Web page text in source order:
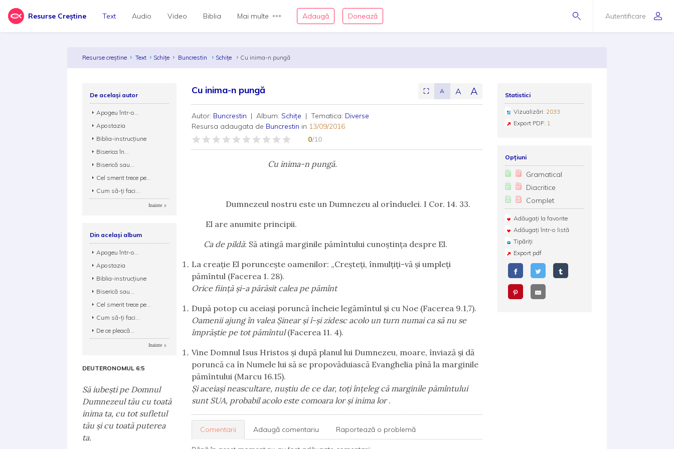
Resurse Creștine Autentificare
Text Audio Video Biblia Mai multe Adaugă Donează
Resurse creștine Text Schițe Buncrestin Schiţe Cu inima-n pungă
Cu inima-n pungă ⛶ A A A
Autor: Buncrestin | Album: Schiţe | Tematica: Diverse
Resursa adaugata de Buncrestin in 13/09/2016
0/10
Cu inima-n pungă.
Dumnezeul nostru este un Dumnezeu al orînduelei. I Cor. 14. 33.
El are anumite principii.
Ca de pildă: Să atingă marginile pămîntului cunoştinţa despre El.
La creaţie El porunceşte oamenilor: „Creşteţi, înmulţiţi-vă şi umpleţi
pămîntul (Facerea 1. 28).
Orice fiinţă şi-a părăsit calea pe pămînt
După potop cu aceiaşi poruncă încheie legămîntul şi cu Noe (Facerea 9.1,7).
Oamenii ajung în valea Şinear şi î-şi zidesc acolo un turn numai ca să nu se
împrăştie pe tot pămîntul(Facerea 11. 4).
Vine Domnul Isus Hristos şi după planul lui Dumnezeu, moare, înviază şi dă
poruncă ca în Numele lui să se propovăduiască Evanghelia pînă la marginile
pămîntului (Marcu 16.15).
Şi aceiaşi neascultare, nuştiu de ce dar, toţi înţeleg că marginile pămîntului
sunt SUA, probabil acolo este comoara lor şi inima lor.
Comentarii Adaugă comentariu Raportează o problemă
Statistici
Vizualizări: 2033
Export PDF: 1
Opțiuni
Gramatical
Diacritice
Complet
Adăugați la favorite
Adăugați într-o listă
Tipăriți
Export pdf
De același autor
Apogeu într-o...
Apostazia
Biblia-instrucţiune
Biserica în...
Biserică sau...
Cel smerit trece pe...
Cum să-ţi faci...
Inainte
Din același album
Apogeu într-o...
Apostazia
Biblia-instrucţiune
Biserică sau...
Cel smerit trece pe...
Cum să-ţi faci...
De ce pleacă...
Inainte
DEUTERONOMUL 6:5
Să iubeşti pe Domnul
Dumnezeul tău cu toată
inima ta, cu tot sufletul
tău şi cu toată puterea
ta.